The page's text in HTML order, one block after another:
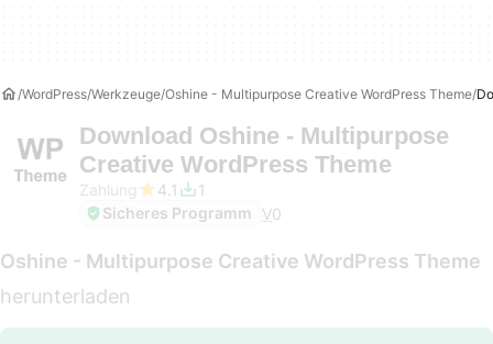
WordPress Werkzeuge Oshine - Multipurpose Creative WordPress Theme
Download Oshine - Multipurpose
Creative WordPress Theme
Zahlung 4.1
1
Sicheres Programm
V0
Oshine - Multipurpose Creative WordPress Theme
herunterladen